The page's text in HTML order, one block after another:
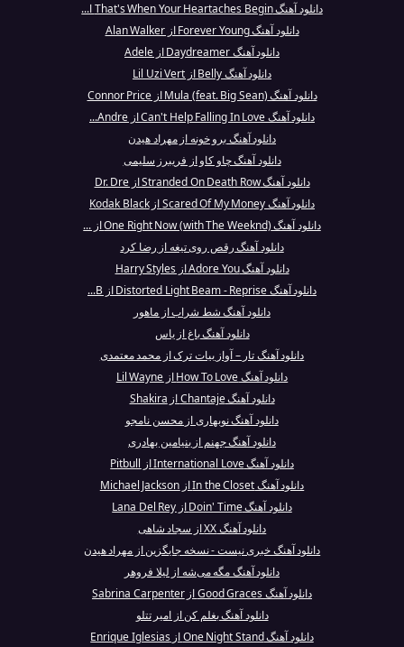
دانلود آهنگ That's When Your Heartaches Begin ا...
دانلود آهنگ Forever Young از Alan Walker
دانلود آهنگ Daydreamer از Adele
دانلود آهنگ Belly از Lil Uzi Vert
دانلود آهنگ Mula (feat. Big Sean) از Connor Price
دانلود آهنگ Can't Help Falling In Love از Andre...
دانلود آهنگ برو خونه از مهراد هیدن
دانلود آهنگ چاو کاو از فریبرز سلیمی
دانلود آهنگ Stranded On Death Row از Dr. Dre
دانلود آهنگ Scared Of My Money از Kodak Black
دانلود آهنگ One Right Now (with The Weeknd) از ...
دانلود آهنگ رقص روی تیغه از رضا کرد
دانلود آهنگ Adore You از Harry Styles
دانلود آهنگ Distorted Light Beam - Reprise از B...
دانلود آهنگ شط شراب از ماهور
دانلود آهنگ باغ از یاس
دانلود آهنگ تار – آواز بیات ترک از محمد معتمدی
دانلود آهنگ How To Love از Lil Wayne
دانلود آهنگ Chantaje از Shakira
دانلود آهنگ نوبهاری از محسن نامجو
دانلود آهنگ جهنم از بنیامین بهادری
دانلود آهنگ International Love از Pitbull
دانلود آهنگ In the Closet از Michael Jackson
دانلود آهنگ Doin' Time از Lana Del Rey
دانلود آهنگ XX از سجاد شاهی
دانلود آهنگ خبری نیست - نسخه جایگزین از مهراد هیدن
دانلود آهنگ مگه می‌شه از لیلا فروهر
دانلود آهنگ Good Graces از Sabrina Carpenter
دانلود آهنگ بغلم کن از امیر تتلو
دانلود آهنگ One Night Stand از Enrique Iglesias